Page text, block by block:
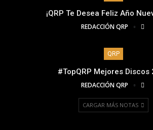
¡QRP Te Desea Feliz Año
REDACCIÓN QRP
QRP
#TopQRP Mejores Discos
REDACCIÓN QRP
CARGAR MÁS NOTAS